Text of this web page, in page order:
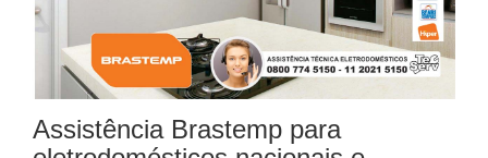
Assistência Brastemp para